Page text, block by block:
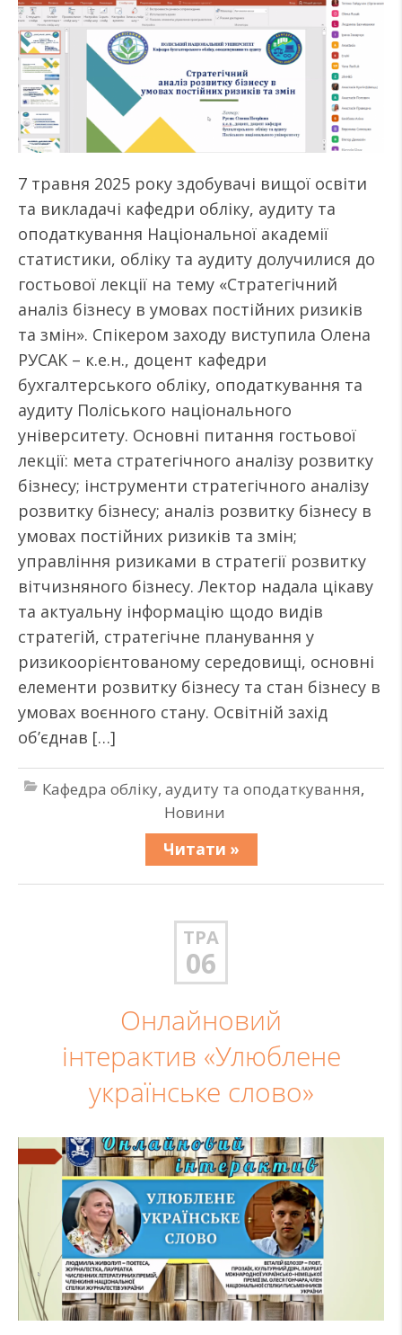
7 травня 2025 року здобувачі вищої освіти
та викладачі кафедри обліку, аудиту та
оподаткування Національної академії
статистики, обліку та аудиту долучилися до
гостьової лекції на тему «Стратегічний
аналіз бізнесу в умовах постійних ризиків
та змін». Спікером заходу виступила Олена
РУСАК – к.е.н., доцент кафедри
бухгалтерського обліку, оподаткування та
аудиту Поліського національного
університету. Основні питання гостьової
лекції: мета стратегічного аналізу розвитку
бізнесу; інструменти стратегічного аналізу
розвитку бізнесу; аналіз розвитку бізнесу в
умовах постійних ризиків та змін;
управління ризиками в стратегії розвитку
вітчизняного бізнесу. Лектор надала цікаву
та актуальну інформацію щодо видів
стратегій, стратегічне планування у
ризикоорієнтованому середовищі, основні
елементи розвитку бізнесу та стан бізнесу в
умовах воєнного стану. Освітній захід
об’єднав […]
Кафедра обліку, аудиту та оподаткування,
Новини
Читати »
ТРА
06
Онлайновий
інтерактив «Улюблене
українське слово»